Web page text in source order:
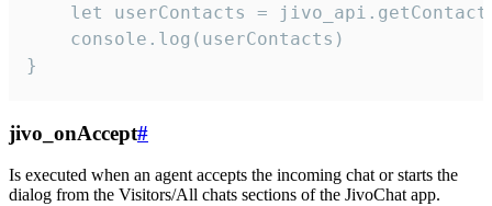
let userContacts =
    console.log(userContacts)
}
jivo_onAccept#
Is executed when an agent accepts the incoming chat or starts the
dialog from the Visitors/All chats sections of the JivoChat app.